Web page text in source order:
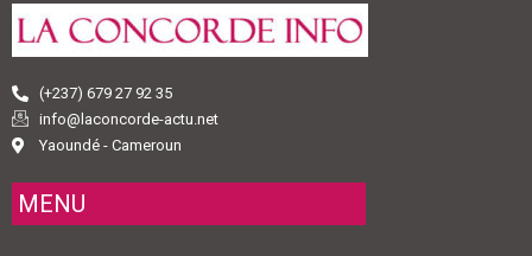
(+237) 679 27 92 35
info@laconcorde-actu.net
Yaoundé - Cameroun
MENU